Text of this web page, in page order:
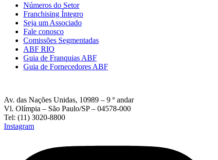
Números do Setor
Franchising Íntegro
Seja um Associado
Fale conosco
Comissões Segmentadas
ABF RIO
Guia de Franquias ABF
Guia de Fornecedores ABF
Av. das Nações Unidas, 10989 – 9 º andar
Vl. Olímpia – São Paulo/SP – 04578-000
Tel: (11) 3020-8800
Instagram